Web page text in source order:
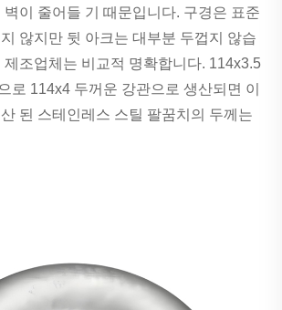
벽이 줄어들 기 때문입니다. 구경은 표준
않지만 뒷 아크는 대부분 두껍지 않습
제조업체는 비교적 명확합니다. 114x3.5
로 114x4 두꺼운 강관으로 생산되면 이
된 스테인레스 스틸 팔꿈치의 두께는